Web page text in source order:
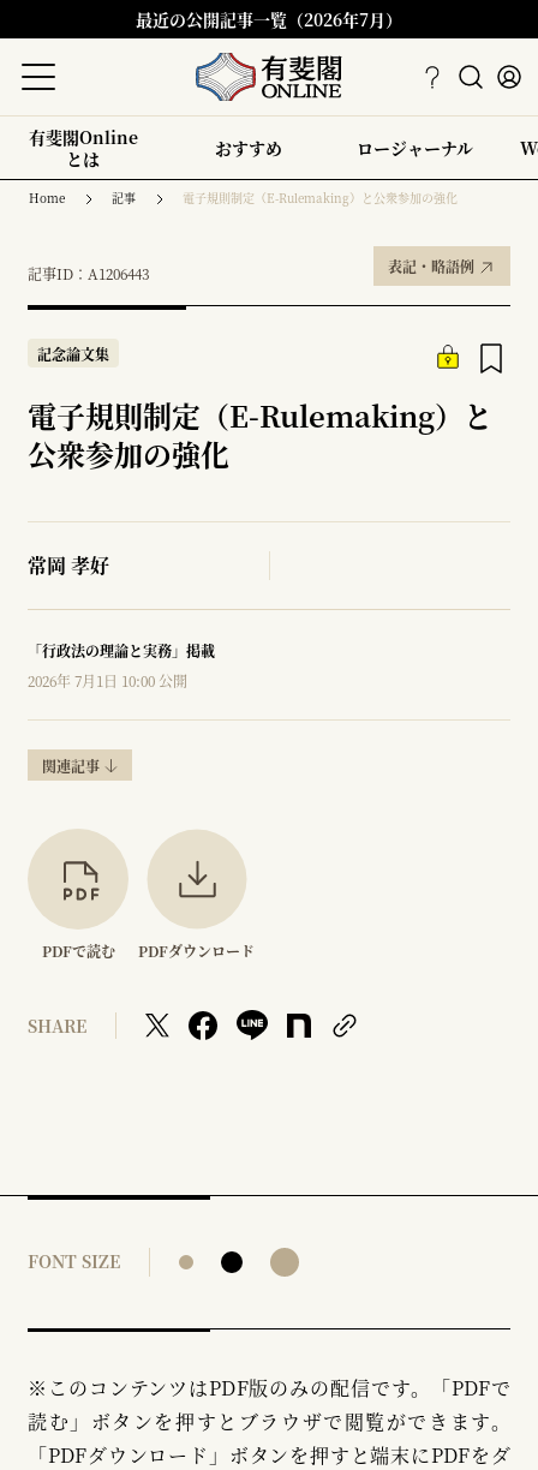
最近の公開記事一覧（2026年7月）
有斐閣Online
とは
おすすめ ロージャーナル
Home 記事 電子規則制定（E-Rulemaking）と公衆参加の強化
記事ID：A1206443 表記・略語例
記念論文集
電子規則制定（E-Rulemaking）と
公衆参加の強化
常岡 孝好
「行政法の理論と実務」掲載
2026年 7月1日 10:00 公開
関連記事
PDFで読む PDFダウンロード
SHARE
FONT SIZE
※このコンテンツはPDF版のみの配信です。「PDFで
読む」ボタンを押すとブラウザで閲覧ができます。
「PDFダウンロード」ボタンを押すと端末にPDFをダ